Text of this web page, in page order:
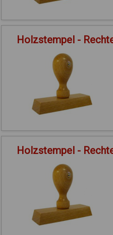
Holzstempel -
Holzstempel -